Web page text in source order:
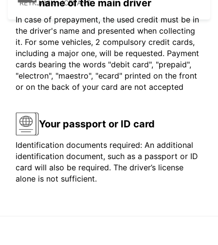
REYKJAVIK - ICELAND
name of the main driver
In case of prepayment, the used credit must be in
the driver's name and presented when collecting
it. For some vehicles, 2 compulsory credit cards,
including a major one, will be requested. Payment
cards bearing the words "debit card", "prepaid",
"electron", "maestro", "ecard" printed on the front
or on the back of your card are not accepted
Your passport or ID card
Identification documents required: An additional
identification document, such as a passport or ID
card will also be required. The driver’s license
alone is not sufficient.